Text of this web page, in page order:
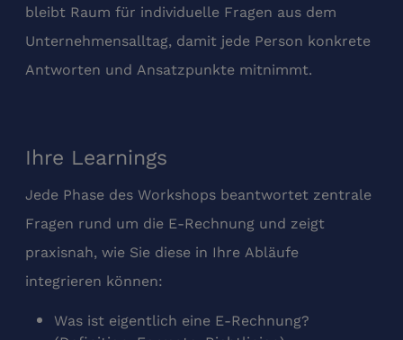
bleibt Raum für individuelle Fragen aus dem
Unternehmensalltag, damit jede Person konkrete
Antworten und Ansatzpunkte mitnimmt.
Ihre Learnings
Jede Phase des Workshops beantwortet zentrale
Fragen rund um die E‑Rechnung und zeigt
praxisnah, wie Sie diese in Ihre Abläufe
integrieren können:
Was ist eigentlich eine E‑Rechnung?